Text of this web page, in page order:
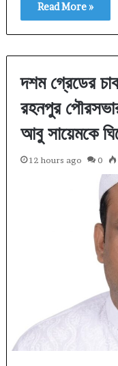
Read More »
দশম গ্রেডের
রহনপুর
আবু সায়েমকে
12 hours ago 0